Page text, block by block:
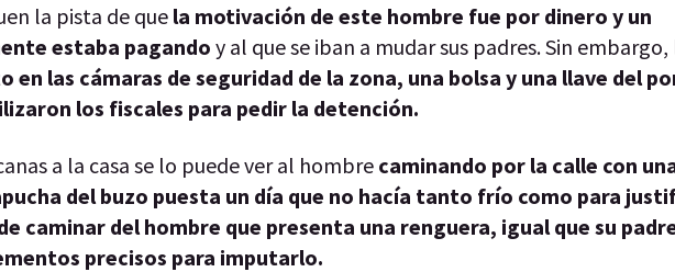
la pista de que la motivación de este hombre fue por dinero y un
estaba pagando y al que se iban a mudar sus padres. Sin embargo,
en las cámaras de seguridad de la zona, una bolsa y una llave del
los fiscales para pedir la detención.
a la casa se lo puede ver al hombre caminando por la calle con
del buzo puesta un día que no hacía tanto frío como para
caminar del hombre que presenta una renguera, igual que su
precisos para imputarlo.